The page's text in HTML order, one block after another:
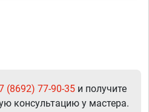
(8692) 77-90-35 и получите
консультацию у мастера.